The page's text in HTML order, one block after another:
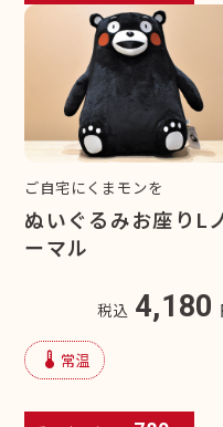
ご自宅にくまモンを
ぬいぐるみお座りL
ーマル
税込 4,180
device_thermostat 常温